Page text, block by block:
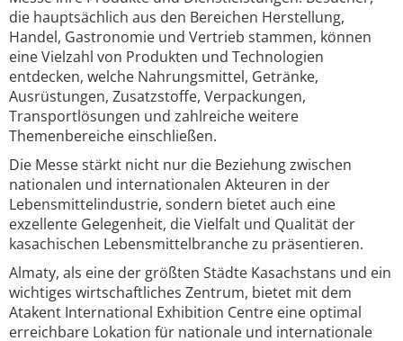
die hauptsächlich aus den Bereichen Herstellung,
Handel, Gastronomie und Vertrieb stammen, können
eine Vielzahl von Produkten und Technologien
entdecken, welche Nahrungsmittel, Getränke,
Ausrüstungen, Zusatzstoffe, Verpackungen,
Transportlösungen und zahlreiche weitere
Themenbereiche einschließen.
Die Messe stärkt nicht nur die Beziehung zwischen
nationalen und internationalen Akteuren in der
Lebensmittelindustrie, sondern bietet auch eine
exzellente Gelegenheit, die Vielfalt und Qualität der
kasachischen Lebensmittelbranche zu präsentieren.
Almaty, als eine der größten Städte Kasachstans und ein
wichtiges wirtschaftliches Zentrum, bietet mit dem
Atakent International Exhibition Centre eine optimal
erreichbare Lokation für nationale und internationale